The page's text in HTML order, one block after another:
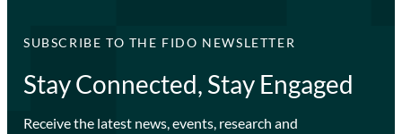
SUBSCRIBE TO THE FIDO NEWSLETTER
Stay Connected, Stay Engaged
Receive the latest news, events, research and